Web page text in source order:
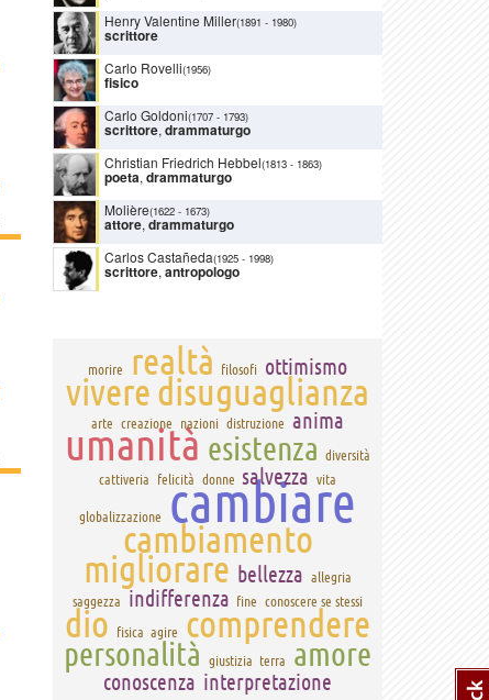
Henry Valentine Miller(1891 - 1980)
scrittore
Carlo Rovelli(1956)
fisico
Carlo Goldoni(1707 - 1793)
scrittore, drammaturgo
Christian Friedrich Hebbel(1813 - 1863)
poeta, drammaturgo
Molière(1622 - 1673)
attore, drammaturgo
Carlos Castañeda(1925 - 1998)
scrittore, antropologo
morire realtà filosofi ottimismo
vivere disuguaglianza
arte creazione nazioni distruzione anima
umanità esistenza diversità
cattiveria
felicità donne salvezza vita
globalizzazione cambiare
cambiamento
migliorare bellezza allegria
saggezza
indifferenza fine conoscere se stessi
dio fisica agire comprendere
personalità giustizia terra amore
conoscenza interpretazione